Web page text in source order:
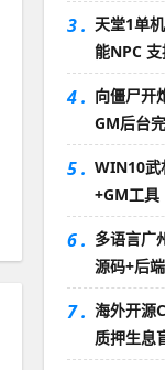
3 . 天堂1单
能NPC
4 . 向僵尸开
GM后台
5 . WIN10武
+GM工具
6 . 多语言广
源码+后
7 . 海外开源
质押生息